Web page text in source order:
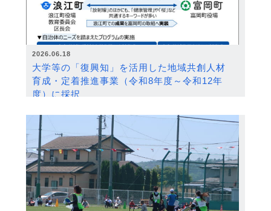
2026.06.18
大学等の「復興知」を活用した地域共創人材
育成・定着推進事業（令和8年度～令和12年
度）に採択